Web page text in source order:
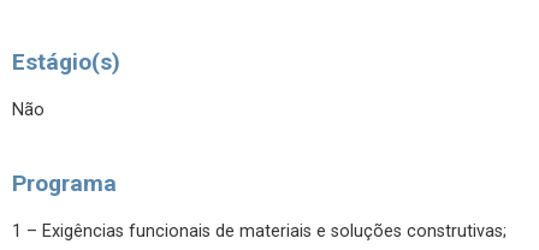
Estágio(s)
Não
Programa
1 – Exigências funcionais de materiais e soluções construtivas;